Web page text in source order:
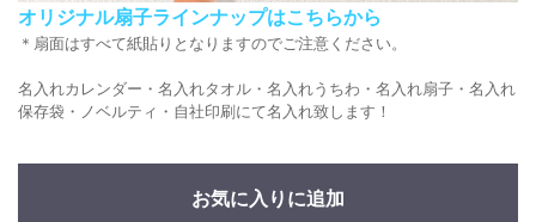
オリジナル扇子ラインナップはこちらから
＊扇面はすべて紙貼りとなりますのでご注意ください。
名入れカレンダー・名入れタオル・名入れうちわ・名入れ扇子・名入れ
保存袋・ノベルティ・自社印刷にて名入れ致します！
お気に入りに追加